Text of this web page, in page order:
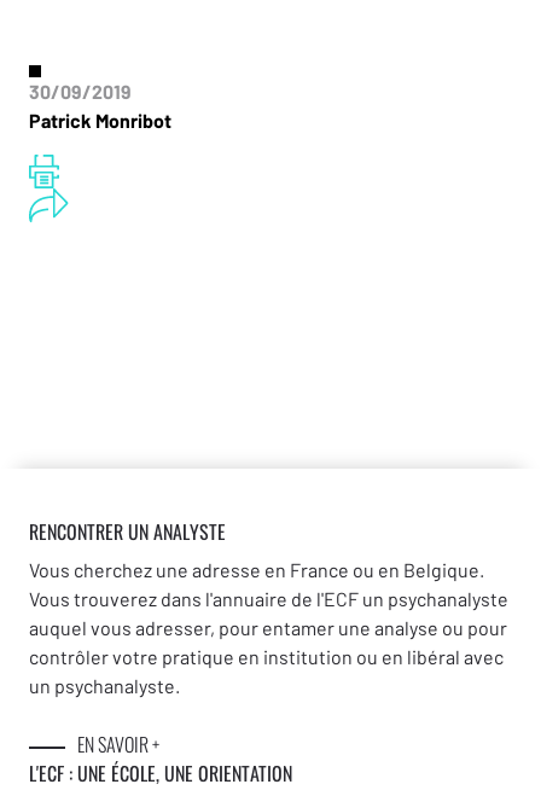
30/09/2019
Patrick Monribot
RENCONTRER UN ANALYSTE
Vous cherchez une adresse en France ou en Belgique.
Vous trouverez dans l'annuaire de l'ECF un psychanalyste
auquel vous adresser, pour entamer une analyse ou pour
contrôler votre pratique en institution ou en libéral avec
un psychanalyste.
EN SAVOIR +
L'ECF : UNE ÉCOLE, UNE ORIENTATION